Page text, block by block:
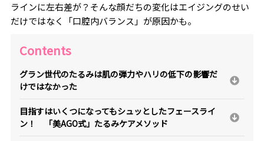
ラインに左右差が？そんな顔だちの変化はエイジングのせい
だけではなく「口腔内バランス」が原因かも。
Contents
グラン世代のたるみは肌の弾力やハリの低下の影響だ
けではなかった
目指すはいくつになってもシュッとしたフェースライ
ン！ 「美AGO式」たるみケアメソッド